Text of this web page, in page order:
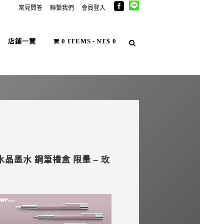
常見問答 聯繫我們 會員登入
店鋪一覽 0 ITEMS NT$ 0
墨水 鋼筆禮盒 限量 – 玫